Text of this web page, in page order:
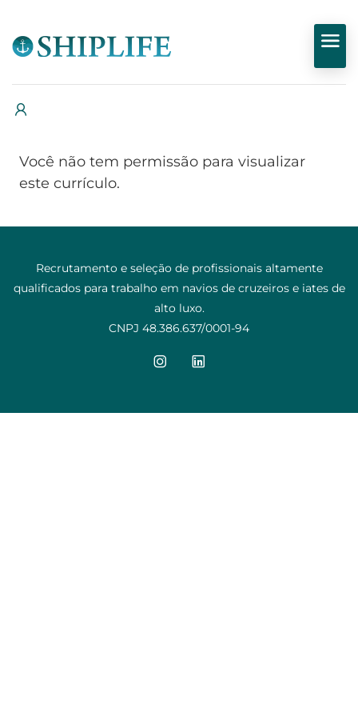
Você não tem permissão para visualizar
este currículo.
Recrutamento e seleção de profissionais altamente
qualificados para trabalho em navios de cruzeiros e iates de
alto luxo.
CNPJ 48.386.637/0001-94